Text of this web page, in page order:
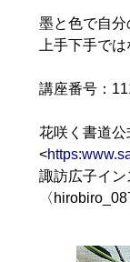
墨と色で自分
上手下手で
講座番号：
花咲く書道公
<
諏訪広子イン
〈